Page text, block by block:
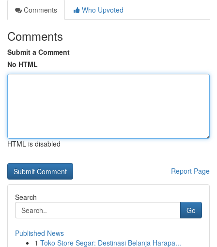
Comments
Who Upvoted
Comments
Submit a Comment
No HTML
HTML is disabled
Report Page
Search
Go
Published News
1 Toko Store Segar: Destinasi Belanja Harapa...